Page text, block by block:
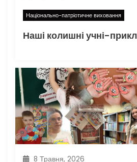
Національно-патріотичне виховання
8 Травня, 2026